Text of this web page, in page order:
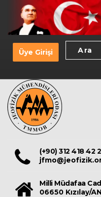
Üye Girişi
(+90) 312 418 42
Milli Müdafaa
06650 Kızılay/